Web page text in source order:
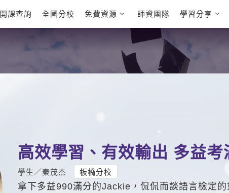
TOEIC 多益課程
IELTS 雅思課程
能力養成
自然發音
開口溜英文
新聞英文
開課查詢 全國分校 免費資源 師資團隊 學習分享
高效學習、有效輸出 多益考
學生／秦茂杰 板橋分校
拿下多益990滿分的Jackie，侃侃而談語言檢定